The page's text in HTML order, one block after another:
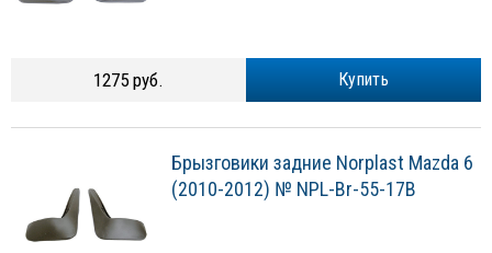
Купить
1275 руб.
Брызговики задние Norplast Mazda 6
(2010-2012) № NPL-Br-55-17B